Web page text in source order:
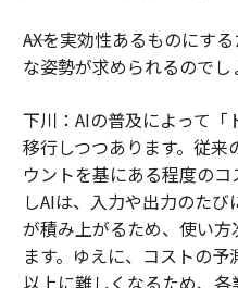
――AXを実効性あるものにす
な姿勢が求められるのでし
下川：AIの普及によって「
移行しつつあります。従
ウントを基にある程度の
しAIは、入力や出力のた
が積み上がるため、使い
ます。ゆえに、コストの
以上に難しくなるため、